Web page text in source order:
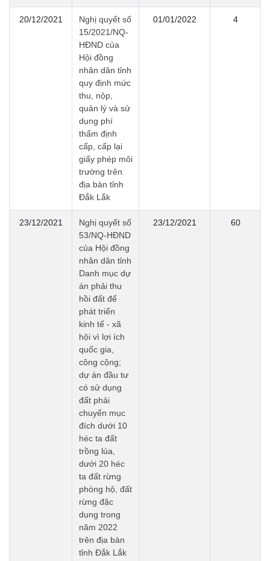
20/12/2021
Nghị quyết số
15/2021/NQ-
HĐND của
Hội đồng
nhân dân tỉnh
quy định mức
thu, nộp,
quản lý và sử
dụng phí
thẩm định
cấp, cấp lại
giấy phép môi
trường trên
địa bàn tỉnh
Đắk Lắk
01/01/2022 4
23/12/2021
Nghị quyết số
53/NQ-HĐND
của Hội đồng
nhân dân tỉnh
Danh mục dự
án phải thu
hồi đất để
phát triển
kinh tế - xã
hội vì lợi ích
quốc gia,
công cộng;
dự án đầu tư
có sử dụng
đất phải
chuyển mục
đích dưới 10
héc ta đất
trồng lúa,
dưới 20 héc
ta đất rừng
phòng hộ, đất
rừng đặc
dụng trong
năm 2022
trên địa bàn
tỉnh Đắk Lắk
23/12/2021 60